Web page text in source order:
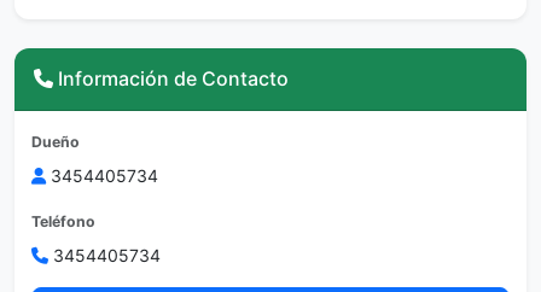
Información de Contacto
Dueño
3454405734
Teléfono
3454405734